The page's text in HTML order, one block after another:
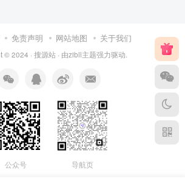
免责声明 网站地图 关于我们
© 2024 · 搜源站 · 由zibll主题强力驱动.
公众号 导航页